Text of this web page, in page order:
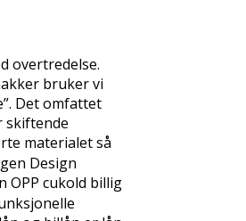
overtredelse.
bruker vi
Det omfattet
skiftende
materialet så
Design
OPP cukold billig